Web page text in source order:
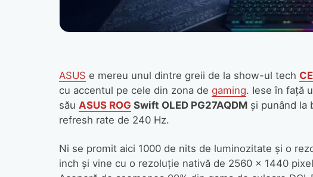
ASUS e mereu unul dintre greii de la show-ul tech
cu accentul pe cele din zona de gaming. Iese în faţă
său ASUS ROG Swift OLED PG27AQDMşi punând la
refresh rate de 240 Hz.
Ni se promit aici 1000 de nits de luminozitate şi o
inch şi vine cu o rezoluţie nativă de 2560 x 1440